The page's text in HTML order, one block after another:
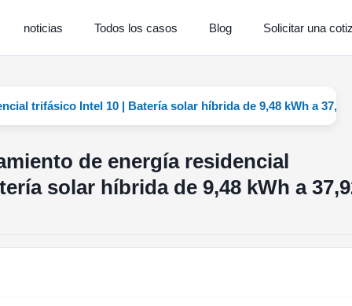
noticias Todos los casos Blog Solicitar una
trifásico Intel 10 | Batería solar híbrida de 9,48 kWh a
de energía residencial
solar híbrida de 9,48 kWh a